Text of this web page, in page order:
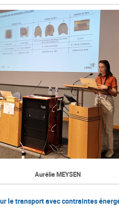
Aurélie MEYSEN
le transport avec contraintes